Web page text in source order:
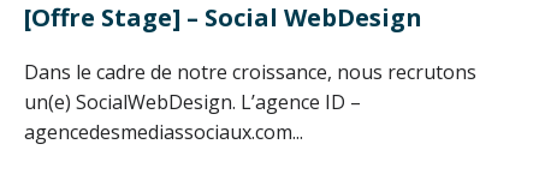
[Offre Stage] – Social WebDesign
Dans le cadre de notre croissance, nous recrutons
un(e) SocialWebDesign. L’agence ID –
agencedesmediassociaux.com...